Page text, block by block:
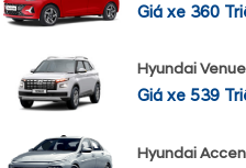
Giá xe 360
Hyundai Venue
Giá xe 539
Hyundai